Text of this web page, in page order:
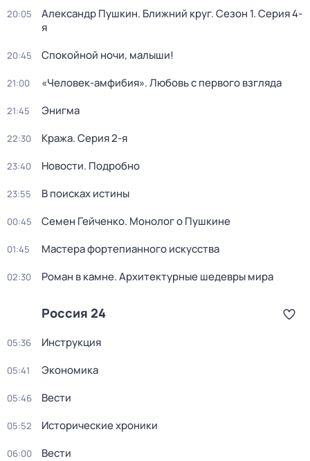
20:05 Александр Пушкин. Ближний круг. Сезон 1. Серия 4-
я
20:45 Спокойной ночи, малыши!
21:00 «Человек-амфибия». Любовь с первого взгляда
21:45 Энигма
22:30 Кража. Серия 2-я
23:40 Новости. Подробно
23:55 В поисках истины
00:45 Семен Гейченко. Монолог о Пушкине
01:45 Мастера фортепианного искусства
02:30 Роман в камне. Архитектурные шедевры мира
Россия 24
05:36 Инструкция
05:41 Экономика
05:46 Вести
05:52 Исторические хроники
06:00 Вести